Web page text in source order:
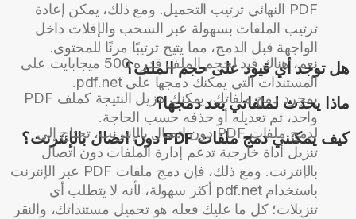
PDF النهائي ترتيب التحميل. ومع ذلك، يمكن إعادة
ترتيب الملفات بسهولة عبر السحب والإفلات داخل
الواجهة قبل الدمج، مما يتيح ترتيبًا مرنًا للمحتوى.
هل توجد أي قيود على حجم الملف؟
نعم، هناك قيد لحجم الملف قدره 500 ميجابايت على
المستندات التي يمكنك دمجها على pdf.net.
ماذا يحدث لملفاتي بعد دمجها؟
بمجرد دمج ملفاتك، يمكنك تنزيل النتيجة كملف PDF
واحد، ثم تعديله أو حذفه حسب الحاجة.
كيف يمكنني دمج ملفات PDF دون اتصال بالإنترنت؟لدمج ملفات PDF دون اتصال بالإنترنت، تحتاج إلى
تنزيل أداة خارجية تدعم إدارة الملفات دون اتصال
بالإنترنت. ومع ذلك، فإن دمج ملفات PDF عبر الإنترنت
باستخدام pdf.net أكثر سهولة، لأنه لا يتطلب أي
تنزيلات؛ كل ما عليك فعله هو تحميل مستنداتك، والنقر